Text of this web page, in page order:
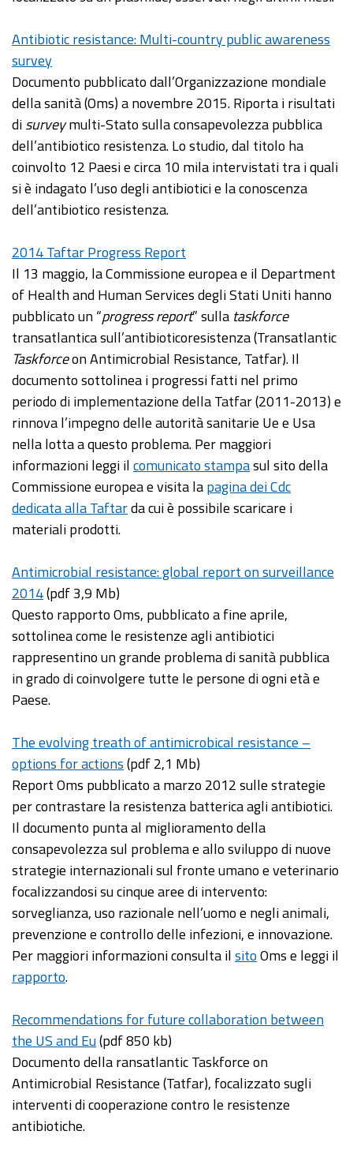
Antibiotic resistance: Multi-country public awareness
survey
Documento pubblicato dall’Organizzazione mondiale
della sanità (Oms) a novembre 2015. Riporta i risultati
disurveymulti-Stato sulla consapevolezza pubblica
dell’antibiotico resistenza. Lo studio, dal titolo ha
coinvolto 12 Paesi e circa 10 mila intervistati tra i quali
si è indagato l’uso degli antibiotici e la conoscenza
dell’antibiotico resistenza.
2014 Taftar Progress Report
Il 13 maggio, la Commissione europea e il Department
of Health and Human Services degli Stati Uniti hanno
pubblicato un “progress report” sulla taskforce
transatlantica sull’antibioticoresistenza (Transatlantic
Taskforceon Antimicrobial Resistance, Tatfar). Il
documento sottolinea i progressi fatti nel primo
periodo di implementazione della Tatfar (2011-2013) e
rinnova l’impegno delle autorità sanitarie Ue e Usa
nella lotta a questo problema. Per maggiori
informazioni leggi ilcomunicato stampasul sito della
Commissione europea e visita lapagina dei Cdc
dedicata alla Taftarda cui è possibile scaricare i
materiali prodotti.
Antimicrobial resistance: global report on surveillance
2014(pdf 3,9 Mb)
Questo rapporto Oms, pubblicato a fine aprile,
sottolinea come le resistenze agli antibiotici
rappresentino un grande problema di sanità pubblica
in grado di coinvolgere tutte le persone di ogni età e
Paese.
The evolving treath of antimicrobical resistance –
options for actions(pdf 2,1 Mb)
Report Oms pubblicato a marzo 2012 sulle strategie
per contrastare la resistenza batterica agli antibiotici.
Il documento punta al miglioramento della
consapevolezza sul problema e allo sviluppo di nuove
strategie internazionali sul fronte umano e veterinario
focalizzandosi su cinque aree di intervento:
sorveglianza, uso razionale nell’uomo e negli animali,
prevenzione e controllo delle infezioni, e innovazione.
Per maggiori informazioni consulta ilsitoOms e leggi il
rapporto.
Recommendations for future collaboration between
the US and Eu(pdf 850 kb)
Documento della ransatlantic Taskforce on
Antimicrobial Resistance (Tatfar), focalizzato sugli
interventi di cooperazione contro le resistenze
antibiotiche.